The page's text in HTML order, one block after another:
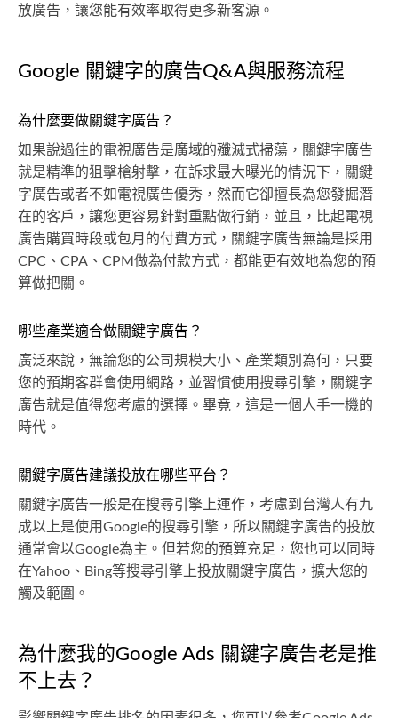
放廣告，讓您能有效率取得更多新客源。
Google 關鍵字的廣告Q&A與服務流程
為什麼要做關鍵字廣告？
如果說過往的電視廣告是廣域的殲滅式掃蕩，關鍵字廣告
就是精準的狙擊槍射擊，在訴求最大曝光的情況下，關鍵
字廣告或者不如電視廣告優秀，然而它卻擅長為您發掘潛
在的客戶，讓您更容易針對重點做行銷，並且，比起電視
廣告購買時段或包月的付費方式，關鍵字廣告無論是採用
CPC、CPA、CPM做為付款方式，都能更有效地為您的預
算做把關。
哪些產業適合做關鍵字廣告？
廣泛來說，無論您的公司規模大小、產業類別為何，只要
您的預期客群會使用網路，並習慣使用搜尋引擎，關鍵字
廣告就是值得您考慮的選擇。畢竟，這是一個人手一機的
時代。
關鍵字廣告建議投放在哪些平台？
關鍵字廣告一般是在搜尋引擎上運作，考慮到台灣人有九
成以上是使用Google的搜尋引擎，所以關鍵字廣告的投放
通常會以Google為主。但若您的預算充足，您也可以同時
在Yahoo、Bing等搜尋引擎上投放關鍵字廣告，擴大您的
觸及範圍。
為什麼我的Google Ads 關鍵字廣告老是推
不上去？